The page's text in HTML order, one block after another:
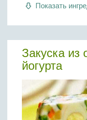
Показать
Закуска из
йогурта